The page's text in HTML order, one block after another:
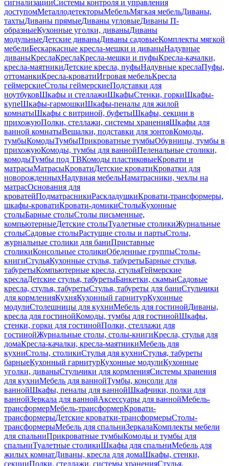
сигнализацииСистемы контроля и управления
доступомМеталлодетекторыМебельМягкая мебельДиваны,
тахтыДиваны прямыеДиваны угловыеДиваны П-
образныеКухонные уголки, диваныДиваны
модульныеДетские диваныДиваны садовыеКомплекты мягкой
мебелиБескаркасные кресла-мешки и диваныНадувные
диваныКреслаКреслаКресла-мешки и пуфыКресла-качалки,
кресла-маятникиДетские кресла, пуфыНадувные креслаПуфы,
оттоманкиКресла-кроватиИгровая мебельКресла
геймерскиеСтолы геймерскиеПодставки для
ноутбуковШкафы и стеллажиШкафыСтенки, горкиШкафы-
купеШкафы-гармошкиШкафы-пеналы для жилой
комнатыШкафы с витриной, буфетыШкафы, секции в
прихожуюПолки, стеллажи, системы храненияШкафы для
ванной комнатыВешалки, подставки для зонтовКомоды,
тумбыКомодыТумбыПрикроватные тумбыОбувницы, тумбы в
прихожуюКомоды, тумбы для ваннойПеленальные столики,
комодыТумбы под ТВКомоды пластиковыеКровати и
матрасыМатрасыКроватиДетские кроватиКроватки для
новорожденныхНадувная мебельНаматрасники, чехлы на
матрасОснования для
кроватейПодматрасникиРаскладушкиКровати-трансформеры,
шкафы-кроватиКровати-домикиСтолыКухонные
столыБарные столыСтолы письменные,
компьютерныеДетские столыТуалетные столикиЖурнальные
столыСадовые столыРастущие столы и партыСтолы,
журнальные столики для баниПриставные
столикиКонсольные столикиОбеденные группыСтолы-
книгиСтульяКухонные стулья, табуретыБарные стулья,
табуретыКомпьютерные кресла, стульяГеймерские
креслаДетские стулья, табуретыБанкетки, скамьиСадовые
кресла, стулья, табуретыСтулья, табуреты для баниСтульчики
для кормленияКухняКухонный гарнитурКухонные
модулиСтолешницы для кухниМебель для гостинойДиваны,
кресла для гостинойКомоды, тумбы для гостинойШкафы,
стенки, горки для гостинойПолки, стеллажи для
гостинойЖурнальные столы, столы-книгиКресла, стулья для
домаКресла-качалки, кресла-маятникиМебель для
кухниСтолы, столикиСтулья для кухниСтулья, табуреты
барныеКухонный гарнитурКухонные модулиКухонные
уголки, диваныСтульчики для кормленияСистемы хранения
для кухниМебель для ваннойТумбы, консоли для
ваннойШкафы, пеналы для ваннойШкафчики, полки для
ваннойЗеркала для ваннойАксессуары для ваннойМебель-
трансформерМебель-трансформерКровати-
трансформерыДетские кроватки-трансформерыСтолы-
трансформерыМебель для спальниЗеркалаКомплекты мебели
для спальниПрикроватные тумбыКомоды и тумбы для
спальниТуалетные столикиШкафы для спальниМебель для
жилых комнатДиваны, кресла для домаШкафы, стенки,
секцииПолки, стеллажи, системы храненияСтулья,